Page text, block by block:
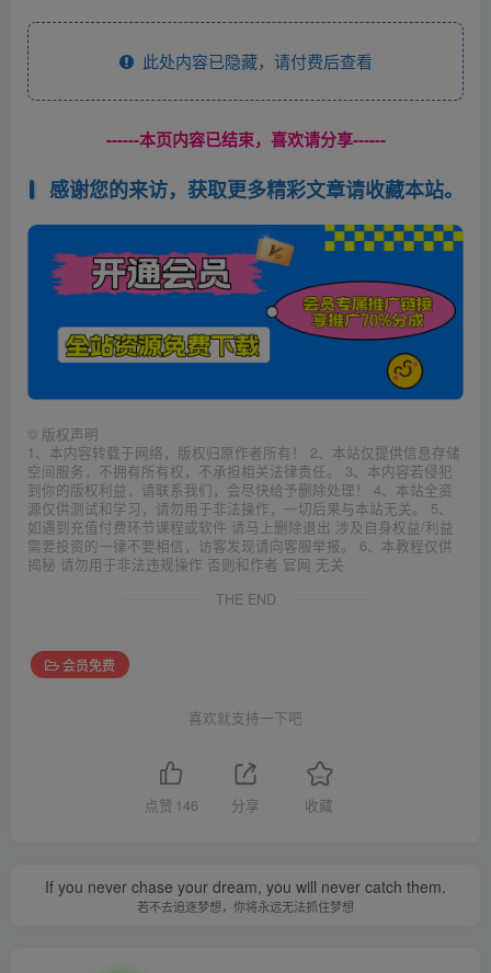
此处内容已隐藏，请付费后查看
------本页内容已结束，喜欢请分享------
感谢您的来访，获取更多精彩文章请收藏本站。
© 版权声明
1、本内容转载于网络，版权归原作者所有！ 2、本站仅提供信息存储
空间服务，不拥有所有权，不承担相关法律责任。 3、本内容若侵犯
到你的版权利益，请联系我们，会尽快给予删除处理！ 4、本站全资
源仅供测试和学习，请勿用于非法操作，一切后果与本站无关。 5、
如遇到充值付费环节课程或软件 请马上删除退出 涉及自身权益/利益
需要投资的一律不要相信，访客发现请向客服举报。 6、本教程仅供
揭秘 请勿用于非法违规操作 否则和作者 官网 无关
THE END
会员免费
喜欢就支持一下吧
点赞 146 分享 收藏
If you never chase your dream, you will never catch them.
若不去追逐梦想，你将永远无法抓住梦想